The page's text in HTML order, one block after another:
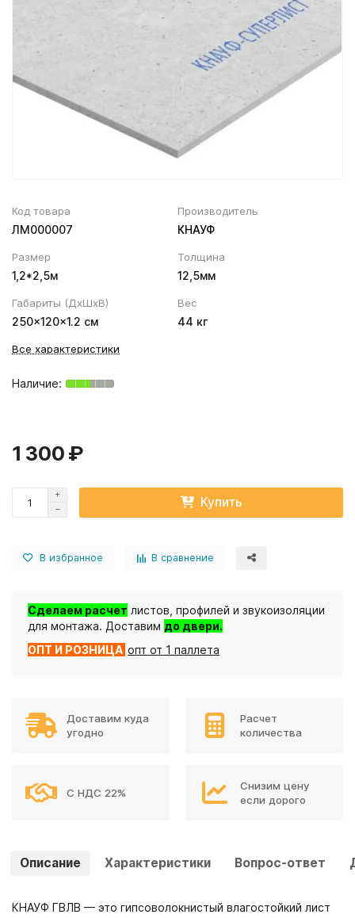
Вентиляционный выход
Колпаки, Проходы, Вент.ленты
Трубы водосточные
ХВОЙНАЯ фанера НЕ ШЛИФОВАННАЯ
Код товара
ЛМ000007
Производитель
КНАУФ
Размер
1,2*2,5м
Толщина
12,5мм
Габариты (ДхШхВ)
250×120×1.2 см
Вес
44 кг
Все характеристики
1 300 ₽
Купить
В избранное В сравнение
Сделаем расчет листов, профилей и звукоизоляции
для монтажа. Доставим до двери.
ОПТ И РОЗНИЦА опт от 1 паллета
Доставим куда
угодно
Расчет
количества
С НДС 22%
Снизим цену
если дорого
Описание Характеристики Вопрос-ответ
КНАУФ ГВЛВ — это гипсоволокнистый влагостойкий лист